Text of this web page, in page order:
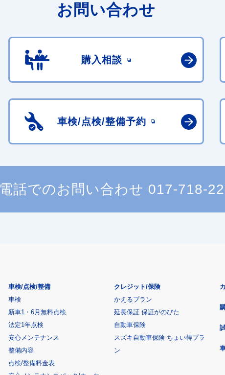
お問い合わせ
購入相談
車検/点検/整備予約
電話でのお問い合わせ 017-718-
車検/点検/整備
車検
新車1・6月無料点検
法定1年点検
安心メンテナンス
整備内容
点検/整備料金表
クレジット/保険
かえるプラン
延長保証 保証がのびた
自動車保険
スズキ自動車保険 ちょい得プラ
ン